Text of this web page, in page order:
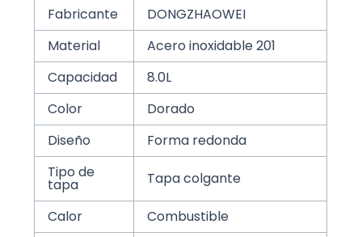
Fabricante
DONGZHAOWEI
Material
Acero inoxidable 201
Capacidad
8.0L
Color
Dorado
Diseño
Forma redonda
Tipo de
tapa Tapa colgante
Calor
Combustible